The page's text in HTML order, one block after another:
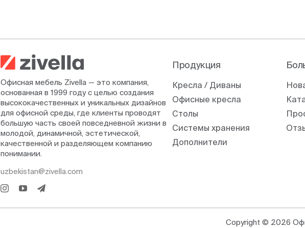
Офисная мебель Zivella — это компания,
основанная в 1999 году с целью создания
высококачественных и уникальных дизайнов
для офисной среды, где клиенты проводят
большую часть своей повседневной жизни в
молодой, динамичной, эстетической,
качественной и разделяющем компанию
понимании.
uzbekistan@zivella.com
Продукция
Кресла / Диваны
Офисные кресла
Столы
Системы хранения
Дополнители
Copyright © 2026